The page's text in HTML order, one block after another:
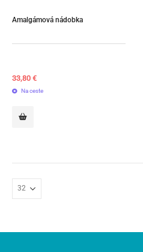
Amalgámová nádobka
33,80 €
Na ceste